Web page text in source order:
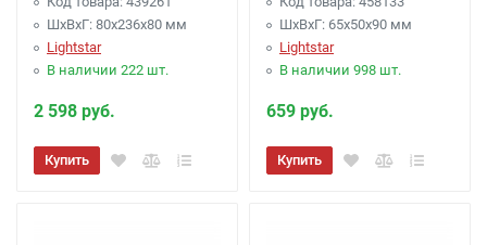
ШхВхГ: 80x236x80 мм
Lightstar
В наличии 222 шт.
2 598 руб.
Купить
ШхВхГ: 65x50x90 мм
Lightstar
В наличии 998 шт.
659 руб.
Купить